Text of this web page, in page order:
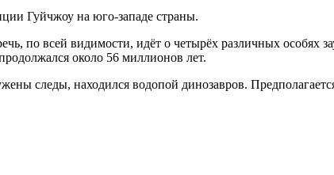
Гуйчжоу на юго-западе страны.
по всей видимости, идёт о четырёх различных особях
около 56 миллионов лет.
следы, находился водопой динозавров.